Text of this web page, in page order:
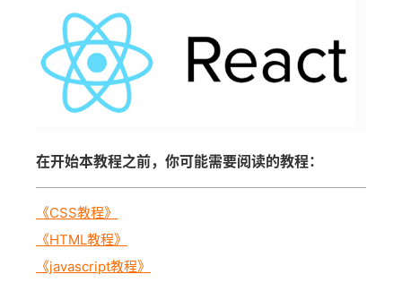
在开始本教程之前，你可能需要阅读的教程：
《CSS教程》
《HTML教程》
《javascript教程》